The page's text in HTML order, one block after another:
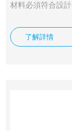
材料必須符合設
(chǎn)日期及編號
據(jù)及測定時間
了解詳情